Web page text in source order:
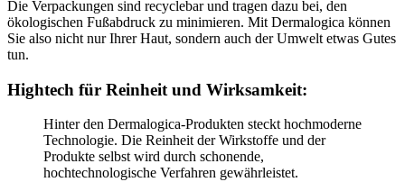
Die Verpackungen sind recyclebar und tragen dazu bei, den
ökologischen Fußabdruck zu minimieren. Mit Dermalogica können
Sie also nicht nur Ihrer Haut, sondern auch der Umwelt etwas Gutes
tun.
Hightech für Reinheit und Wirksamkeit:
Hinter den Dermalogica-Produkten steckt hochmoderne
Technologie. Die Reinheit der Wirkstoffe und der
Produkte selbst wird durch schonende,
hochtechnologische Verfahren gewährleistet.